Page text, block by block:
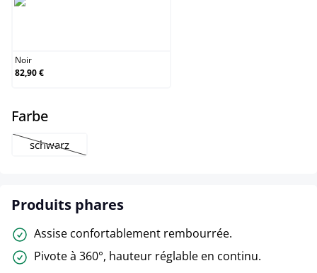
Noir
82,90 €
Farbeselect
schwarz
(Cette option n'est pas disponible pour le moment.)
Produits phares
Assise confortablement rembourrée.
Pivote à 360°, hauteur réglable en continu.